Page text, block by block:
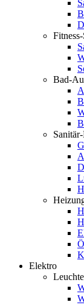
Bad-
Elektro